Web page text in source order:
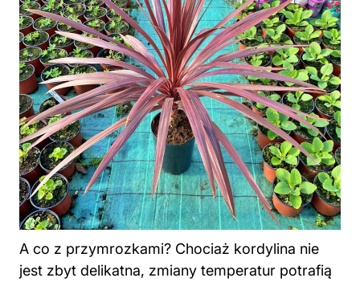
A co z przymrozkami? Chociaż kordylina nie
jest zbyt delikatna, zmiany temperatur potrafią